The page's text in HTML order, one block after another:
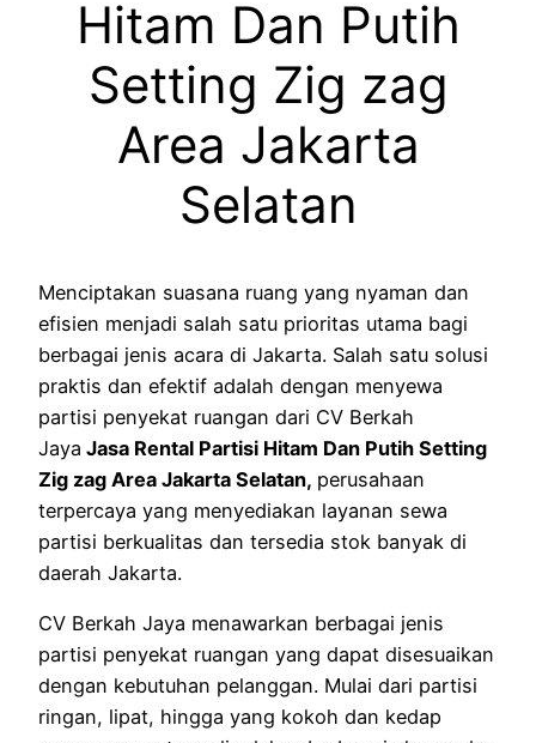
Hitam Dan Putih
Setting Zig zag
Area Jakarta
Selatan
Menciptakan suasana ruang yang nyaman dan
efisien menjadi salah satu prioritas utama bagi
berbagai jenis acara di Jakarta. Salah satu solusi
praktis dan efektif adalah dengan menyewa
partisi penyekat ruangan dari CV Berkah
Jaya Jasa Rental Partisi Hitam Dan Putih Setting
Zig zag Area Jakarta Selatan, perusahaan
terpercaya yang menyediakan layanan sewa
partisi berkualitas dan tersedia stok banyak di
daerah Jakarta.
CV Berkah Jaya menawarkan berbagai jenis
partisi penyekat ruangan yang dapat disesuaikan
dengan kebutuhan pelanggan. Mulai dari partisi
ringan, lipat, hingga yang kokoh dan kedap